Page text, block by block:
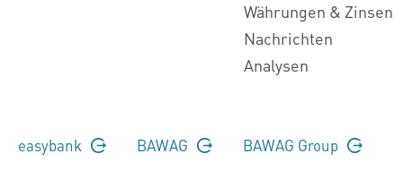
Währungen & Zinsen
Nachrichten
Analysen
easybank BAWAG BAWAG Group